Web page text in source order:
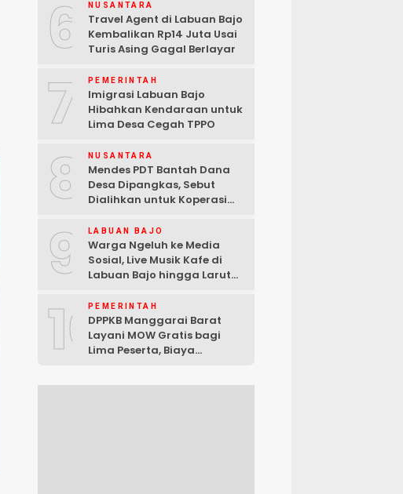
6 NUSANTARA
Travel Agent di Labuan Bajo
Kembalikan Rp14 Juta Usai
Turis Asing Gagal Berlayar
7 PEMERINTAH
Imigrasi Labuan Bajo
Hibahkan Kendaraan untuk
Lima Desa Cegah TPPO
8 NUSANTARA
Mendes PDT Bantah Dana
Desa Dipangkas, Sebut
Dialihkan untuk Koperasi
9 LABUAN BAJO
Warga Ngeluh ke Media
Sosial, Live Musik Kafe di
Labuan Bajo hingga Larut
10PEMERINTAH
DPPKB Manggarai Barat
Layani MOW Gratis bagi
Lima Peserta, Biaya